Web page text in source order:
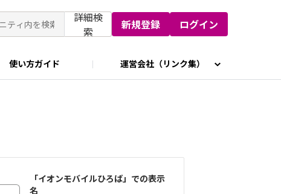
詳細検
索
新規登録 ログイン
使い方ガイド 運営会社（リンク集）
「イオンモバイルひろば」での表示
名